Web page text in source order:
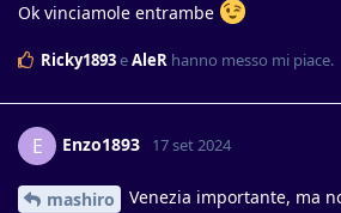
Ok vinciamole entrambe
Ricky1893eAleR hanno messo mi piace.
E Enzo1893 17 set 2024
mashiro
Venezia importante, ma